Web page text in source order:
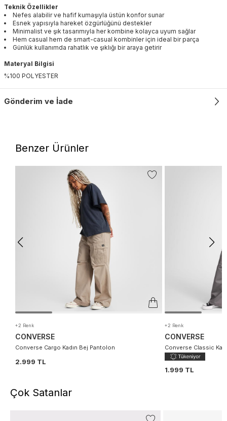
Teknik Özellikler
Nefes alabilir ve hafif kumaşıyla üstün konfor sunar
Esnek yapısıyla hareket özgürlüğünü destekler
Minimalist ve şık tasarımıyla her kombine kolayca uyum sağlar
Hem casual hem de smart-casual kombinler için ideal bir parça
Günlük kullanımda rahatlık ve şıklığı bir araya getirir
Materyal Bilgisi
%100 POLYESTER
Gönderim ve İade
Benzer Ürünler
+2 Renk
CONVERSE
Converse Cargo Kadın Bej Pantolon
2.999 TL
+2 Renk
CONVERSE
Converse Classic
1.999 TL
Çok Satanlar